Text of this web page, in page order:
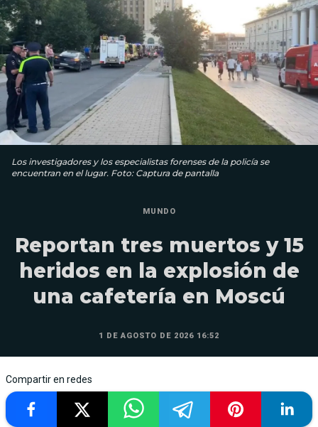
Los investigadores y los especialistas forenses de la policía se
encuentran en el lugar. Foto: Captura de pantalla
MUNDO
Reportan tres muertos y 15
heridos en la explosión de
una cafetería en Moscú
1 DE AGOSTO DE 2026 16:52
Compartir en redes